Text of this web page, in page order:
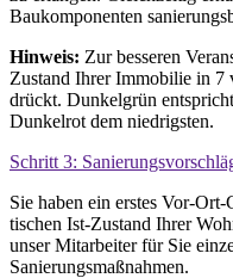
Bau­komponenten
Hinweis: Zur besseren
Zustand Ihrer Immobilie in 7
drückt. Dunkel­grün
Dunkel­rot dem niedrigsten.
Schritt 3:
Sie haben ein erstes Vor-
tischen Ist-Zustand Ihrer
unser Mitarbeiter für Sie
Sanierungs­maßnahmen.